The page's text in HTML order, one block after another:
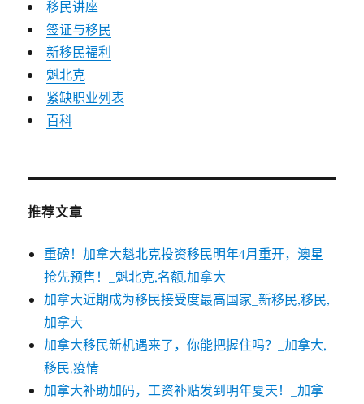
移民讲座
签证与移民
新移民福利
魁北克
紧缺职业列表
百科
推荐文章
重磅！加拿大魁北克投资移民明年4月重开，澳星
抢先预售！_魁北克,名额,加拿大
加拿大近期成为移民接受度最高国家_新移民,移民,
加拿大
加拿大移民新机遇来了，你能把握住吗？_加拿大,
移民,疫情
加拿大补助加码，工资补贴发到明年夏天！_加拿